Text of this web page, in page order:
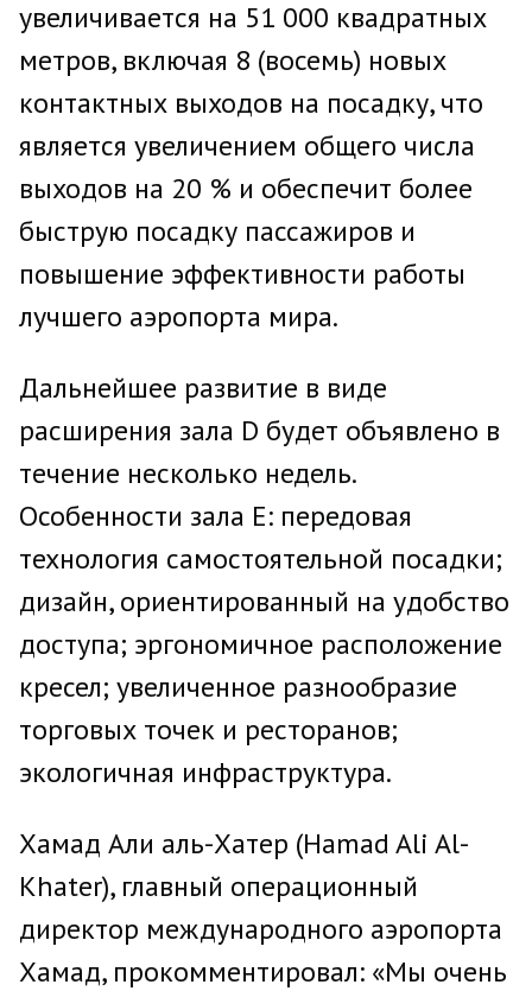
увеличивается на 51 000 квадратных
метров, включая 8 (восемь) новых
контактных выходов на посадку, что
является увеличением общего числа
выходов на 20 % и обеспечит более
быструю посадку пассажиров и
повышение эффективности работы
лучшего аэропорта мира.
Дальнейшее развитие в виде
расширения зала D будет объявлено в
течение несколько недель.
Особенности зала E: передовая
технология самостоятельной посадки;
дизайн, ориентированный на удобство
доступа; эргономичное расположение
кресел; увеличенное разнообразие
торговых точек и ресторанов;
экологичная инфраструктура.
Хамад Али аль-Хатер (Hamad Ali Al-
Khater), главный операционный
директор международного аэропорта
Хамад, прокомментировал: «Мы очень